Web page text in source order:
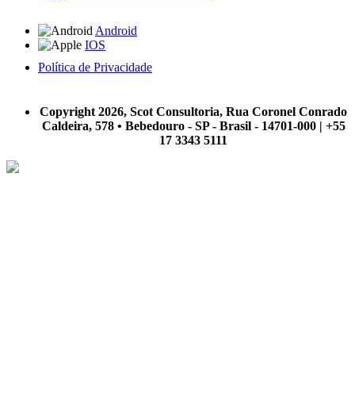
Android
IOS
Política de Privacidade
Copyright 2026, Scot Consultoria, Rua Coronel Conrado
Caldeira, 578 • Bebedouro - SP - Brasil - 14701-000 | +55
17 3343 5111